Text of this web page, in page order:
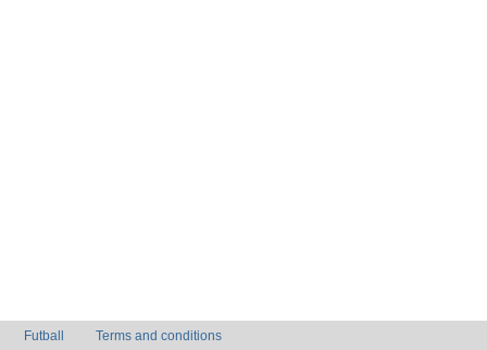
Futball Terms and conditions